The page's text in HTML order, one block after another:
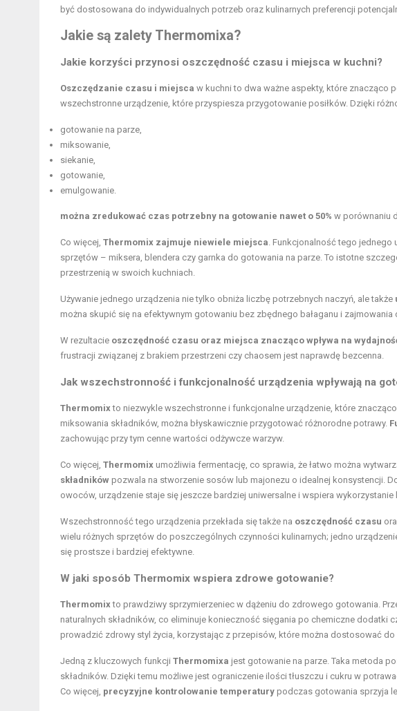
być dostosowana do indywidualnych potrzeb oraz kulinarnych preferencji
Jakie są zalety Thermomixa?
Jakie korzyści przynosi oszczędność czasu i miejsca w kuchni?
Oszczędzanie czasu i miejsca w kuchni to dwa ważne aspekty, które znacząco
wszechstronne urządzenie, które przyspiesza przygotowanie posiłków. Dzięki
gotowanie na parze,
miksowanie,
siekanie,
gotowanie,
emulgowanie.
można zredukować czas potrzebny na gotowanie nawet o 50% w porównaniu
Co więcej, Thermomix zajmuje niewiele miejsca . Funkcjonalność tego
sprzętów – miksera, blendera czy garnka do gotowania na parze. To istotne
przestrzenią w swoich kuchniach.
Używanie jednego urządzenia nie tylko obniża liczbę potrzebnych naczyń, ale także
można skupić się na efektywnym gotowaniu bez zbędnego bałaganu i zajmowania
W rezultacie oszczędność czasu oraz miejsca znacząco wpływa na
frustracji związanej z brakiem przestrzeni czy chaosem jest naprawdę bezcenna.
Jak wszechstronność i funkcjonalność urządzenia wpływają na
Thermomix to niezwykle wszechstronne i funkcjonalne urządzenie, które
miksowania składników, można błyskawicznie przygotować różnorodne potrawy.
zachowując przy tym cenne wartości odżywcze warzyw.
Co więcej, Thermomix umożliwia fermentację, co sprawia, że łatwo można
składników pozwala na stworzenie sosów lub majonezu o idealnej konsystencji.
owoców, urządzenie staje się jeszcze bardziej uniwersalne i wspiera wykorzystanie
Wszechstronność tego urządzenia przekłada się także na oszczędność czasu
wielu różnych sprzętów do poszczególnych czynności kulinarnych; jedno
się prostsze i bardziej efektywne.
W jaki sposób Thermomix wspiera zdrowe gotowanie?
Thermomix to prawdziwy sprzymierzeniec w dążeniu do zdrowego gotowania .
naturalnych składników, co eliminuje konieczność sięgania po chemiczne dodatki
prowadzić zdrowy styl życia, korzystając z przepisów, które można dostosować
Jedną z kluczowych funkcji Thermomixa jest gotowanie na parze. Taka metoda
składników. Dzięki temu możliwe jest ograniczenie ilości tłuszczu i cukru w
Co więcej, precyzyjne kontrolowanie temperatury podczas gotowania sprzyja